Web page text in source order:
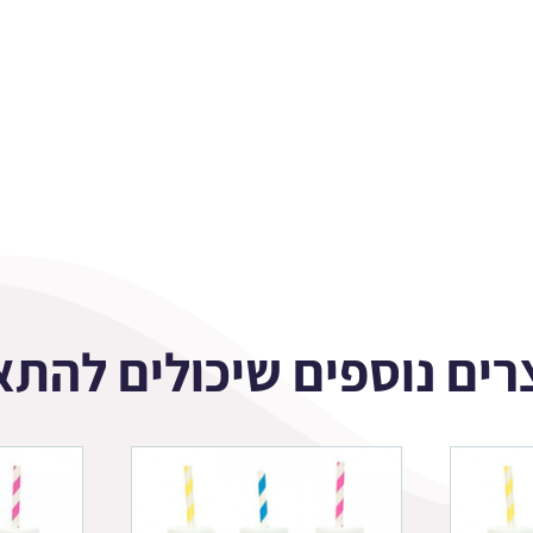
נוספים שיכולים